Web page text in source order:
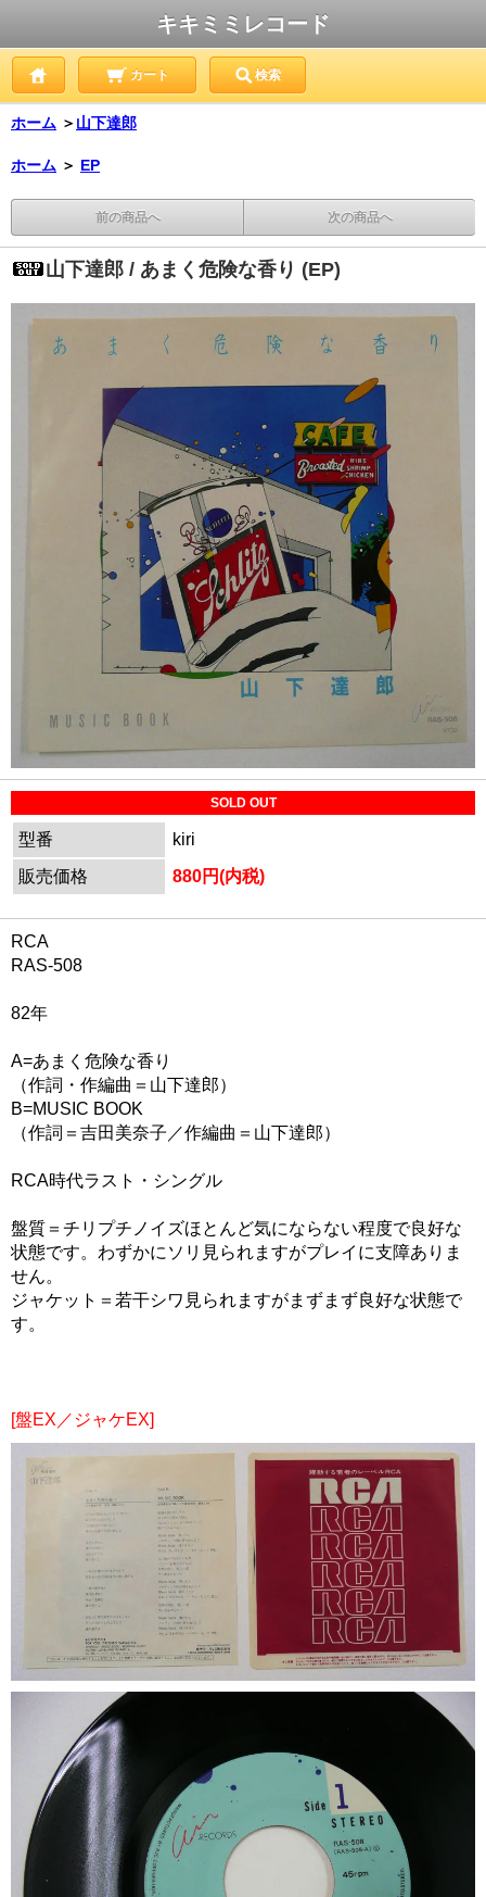
キキミミレコード
カート 検索
ホーム ＞ 山下達郎
ホーム ＞ EP
前の商品へ 次の商品へ
山下達郎 / あまく危険な香り (EP)
SOLD OUT
型番
kiri
販売価格
880円(内税)
RCA
RAS-508
82年
A=あまく危険な香り
（作詞・作編曲＝山下達郎）
B=MUSIC BOOK
（作詞＝吉田美奈子／作編曲＝山下達郎）
RCA時代ラスト・シングル
盤質＝チリプチノイズほとんど気にならない程度で良好な
状態です。わずかにソリ見られますがプレイに支障ありま
せん。
ジャケット＝若干シワ見られますがまずまず良好な状態で
す。
[盤EX／ジャケEX]